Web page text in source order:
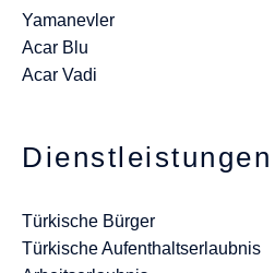
Yamanevler
Acar Blu
Acar Vadi
Dienstleistungen
Türkische Bürger
Türkische Aufenthaltserlaubnis